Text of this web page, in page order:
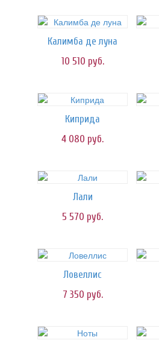
Калимба де луна
10 510 руб.
Киприда
4 080 руб.
Лали
5 570 руб.
Ловеллис
7 350 руб.